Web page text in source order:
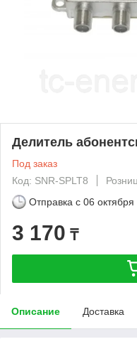
Делитель
Под заказ
Код: SNR-SPLT8
Отправка с 06 октября
3 170 ₸
Описание Доставка